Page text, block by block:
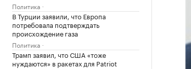
Политика
В Турции заявили, что Европа
потребовала подтверждать
происхождение газа
Политика
Трамп заявил, что США «тоже
нуждаются» в ракетах для Patriot